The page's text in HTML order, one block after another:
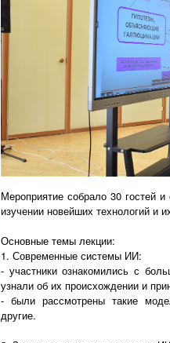
Мероприятие собрало 30 гостей и
изучении новейших технологий и
Основные темы лекции:
1. Современные системы ИИ:
- участники ознакомились с
узнали об их происхождении и
- были рассмотрены такие
другие.